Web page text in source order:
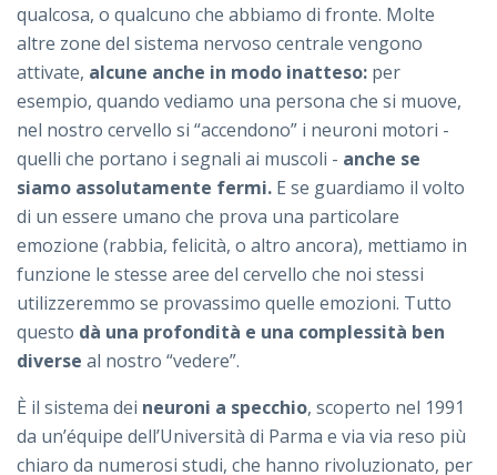
qualcosa, o qualcuno che abbiamo di fronte. Molte
altre zone del sistema nervoso centrale vengono
attivate, alcune anche in modo inatteso: per
esempio, quando vediamo una persona che si muove,
nel nostro cervello si “accendono” i neuroni motori -
quelli che portano i segnali ai muscoli - anche se
siamo assolutamente fermi. E se guardiamo il volto
di un essere umano che prova una particolare
emozione (rabbia, felicità, o altro ancora), mettiamo in
funzione le stesse aree del cervello che noi stessi
utilizzeremmo se provassimo quelle emozioni. Tutto
questo dà una profondità e una complessità ben
diverse al nostro “vedere”.
È il sistema dei neuroni a specchio, scoperto nel 1991
da un’équipe dell’Università di Parma e via via reso più
chiaro da numerosi studi, che hanno rivoluzionato, per